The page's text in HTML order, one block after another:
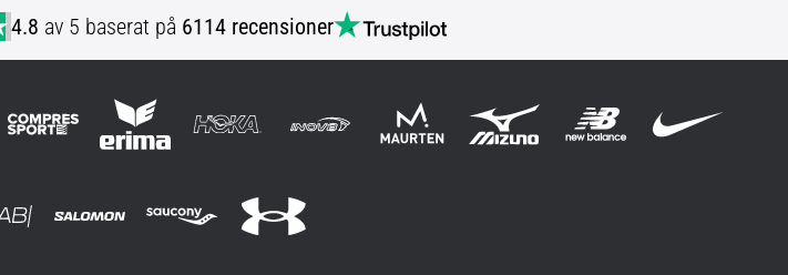
4.8 av 5 baserat på 6114 recensioner